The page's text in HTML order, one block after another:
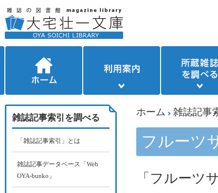
ホーム 雑誌記事
フルーツ
「フルーツ
雑誌記事索引を調べる
「雑誌記事索引」とは
雑誌記事データベース「Web
OYA-bunko」